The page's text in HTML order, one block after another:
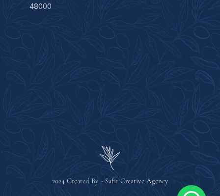
48000
2024 Created By - Safir Creative Agency